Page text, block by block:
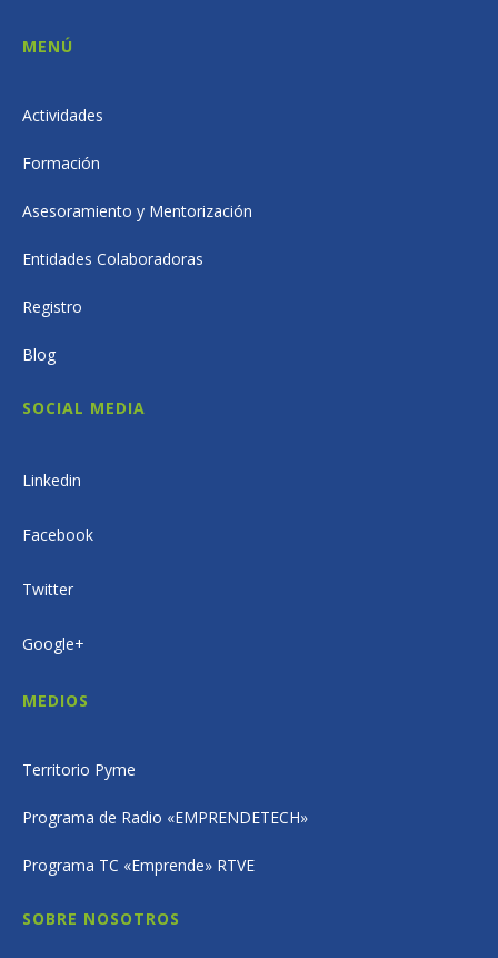
MENÚ
Actividades
Formación
Asesoramiento y Mentorización
Entidades Colaboradoras
Registro
Blog
SOCIAL MEDIA
Linkedin
Facebook
Twitter
Google+
MEDIOS
Territorio Pyme
Programa de Radio «EMPRENDETECH»
Programa TC «Emprende» RTVE
SOBRE NOSOTROS